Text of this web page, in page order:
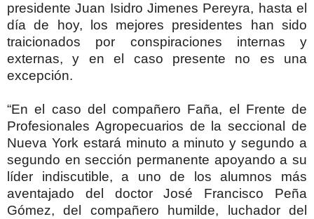
presidente Juan Isidro Jimenes Pereyra, hasta el
día de hoy, los mejores presidentes han sido
traicionados por conspiraciones internas y
externas, y en el caso presente no es una
excepción.
“En el caso del compañero Faña, el Frente de
Profesionales Agropecuarios de la seccional de
Nueva York estará minuto a minuto y segundo a
segundo en sección permanente apoyando a su
líder indiscutible, a uno de los alumnos más
aventajado del doctor José Francisco Peña
Gómez, del compañero humilde, luchador del